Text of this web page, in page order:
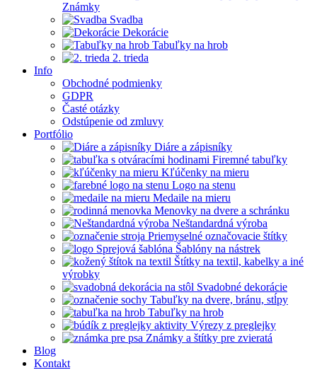
Známky
Svadba
Dekorácie
Tabuľky na hrob
2. trieda
Info
Obchodné podmienky
GDPR
Časté otázky
Odstúpenie od zmluvy
Portfólio
Diáre a zápisníky
Firemné tabuľky
Kľúčenky na mieru
Logo na stenu
Medaile na mieru
Menovky na dvere a schránku
Neštandardná výroba
Priemyselné označovacie štítky
Šablóny na nástrek
Štítky na textil, kabelky a iné
výrobky
Svadobné dekorácie
Tabuľky na dvere, bránu, stĺpy
Tabuľky na hrob
Výrezy z preglejky
Známky a štítky pre zvieratá
Blog
Kontakt